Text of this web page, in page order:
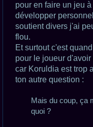
pour en faire un jeu
développer
soutient divers j'ai
flou.
Et surtout c'est
pour le joueur
car Koruldia est trop
ton autre question :
Mais du coup, ça
quoi ?